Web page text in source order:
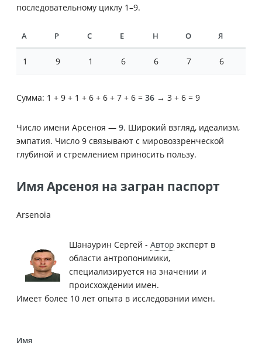
последовательному циклу 1–9.
А Р С Е Н О Я
1 9 1 6 6 7 6
Сумма: 1 + 9 + 1 + 6 + 6 + 7 + 6 = 36 → 3 + 6 = 9
Число имени Арсеноя — 9. Широкий взгляд, идеализм,
эмпатия. Число 9 связывают с мировоззренческой
глубиной и стремлением приносить пользу.
Имя Арсеноя на загран паспорт
Arsenoia
Шанаурин Сергей - Автор эксперт в
области антропонимики,
специализируется на значении и
происхождении имен.
Имеет более 10 лет опыта в исследовании имен.
Имя